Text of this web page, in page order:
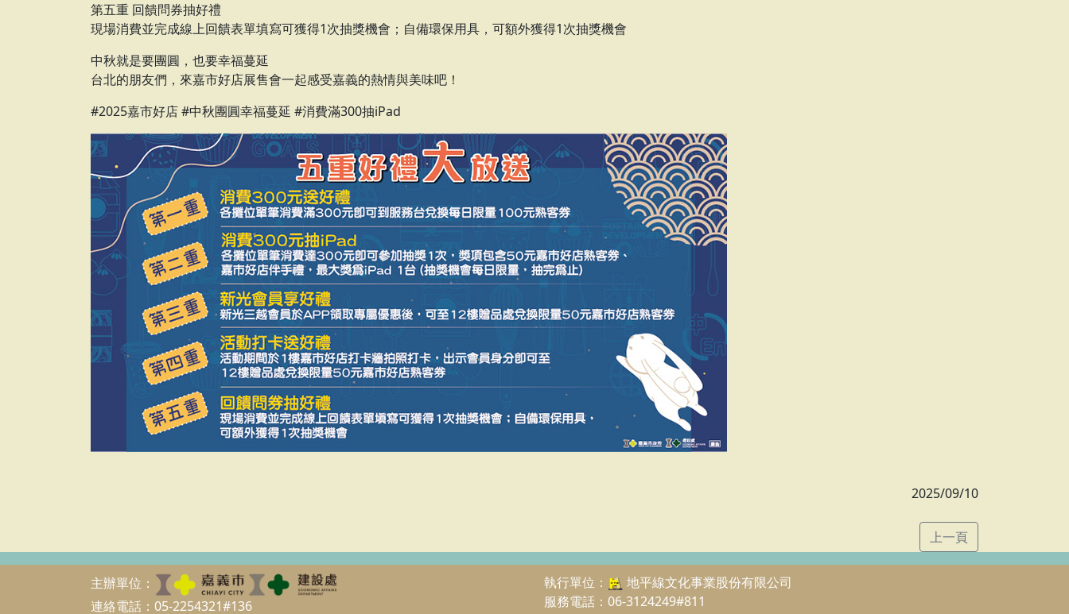
第五重 回饋問券抽好禮
現場消費並完成線上回饋表單填寫可獲得1次抽獎機會；自備環保用具，可額外獲得1次抽獎機會
中秋就是要團圓，也要幸福蔓延
台北的朋友們，來嘉市好店展售會一起感受嘉義的熱情與美味吧！
#2025嘉市好店 #中秋團圓幸福蔓延 #消費滿300抽iPad
2025/09/10
上一頁
主辦單位：
連絡電話：05-2254321#136
執行單位：
地平線文化事業股份有限公司
服務電話：06-3124249#811